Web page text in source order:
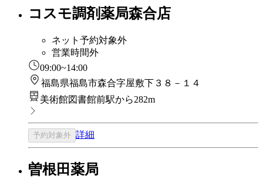
コスモ調剤薬局森合店
ネット予約対象外
営業時間外
09:00~14:00
福島県福島市森合字屋敷下３８－１４
美術館図書館前駅から282m
予約対象外 詳細
曽根田薬局